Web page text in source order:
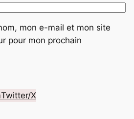
mon e-mail et mon site
pour mon prochain
Twitter/X